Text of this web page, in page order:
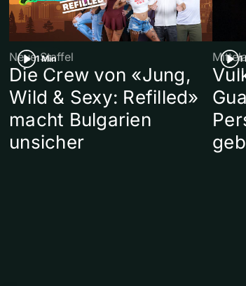
1 Min
Neue Staffel
Die Crew von «Jung,
Wild & Sexy: Refilled»
macht Bulgarien
unsicher
1